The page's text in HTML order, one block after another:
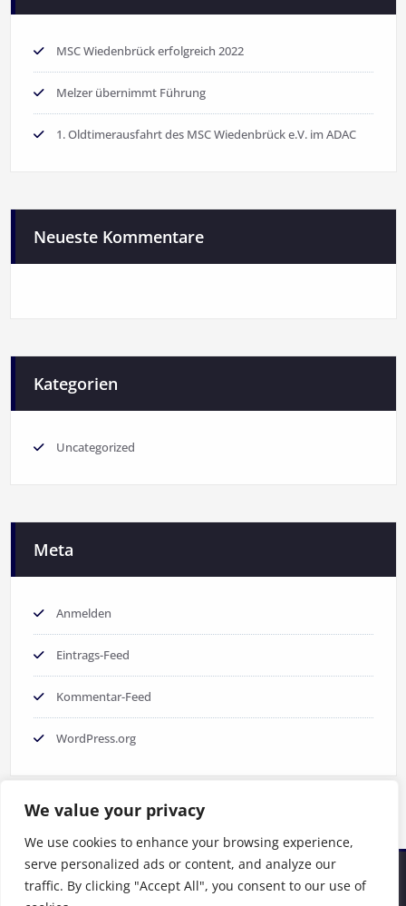
We value your privacy
We use cookies to enhance your browsing experience,
serve personalized ads or content, and analyze our
traffic. By clicking "Accept All", you consent to our use of
MSC Wiedenbrück erfolgreich 2022
Melzer übernimmt Führung
1. Oldtimerausfahrt des MSC Wiedenbrück e.V. im ADAC
Neueste Kommentare
Kategorien
Uncategorized
Meta
Anmelden
Eintrags-Feed
Kommentar-Feed
WordPress.org